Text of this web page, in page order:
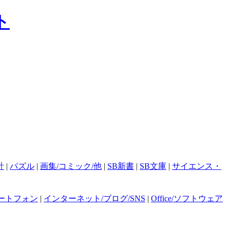
| パズル | 画集/コミック/他 | SB新書 | SB文庫 | サイエンス・
トフォン | インターネット/ブログ/SNS | Office/ソフトウェア